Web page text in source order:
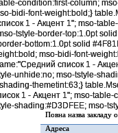
condition:first-column;
bidi-font-weight:bold;}
1 - Акцент 1"; mso-
tstyle-border-top:1.0pt
bottom:1.0pt solid
mso-bidi-font-
список 1 -
unhide:no; mso-tstyle-
shading-themetint:63;}
1 - Акцент 1"; mso-
shading:#D3DFEE; mso-
Повна назва закладу
Адреса